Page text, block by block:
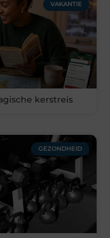
VAKANTIE
kerstreis
GEZONDHEID